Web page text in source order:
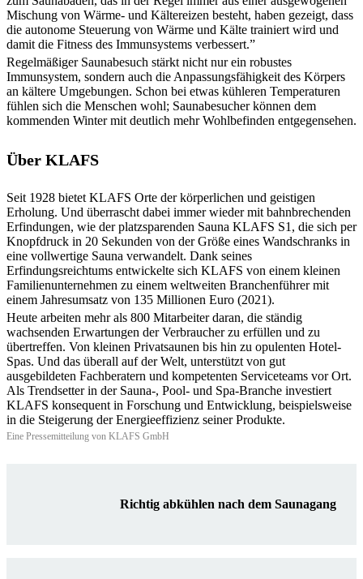
Mischung von Wärme- und Kältereizen besteht, haben gezeigt, dass
die autonome Steuerung von Wärme und Kälte trainiert wird und
damit die Fitness des Immunsystems verbessert.”
Regelmäßiger Saunabesuch stärkt nicht nur ein robustes
Immunsystem, sondern auch die Anpassungsfähigkeit des Körpers
an kältere Umgebungen. Schon bei etwas kühleren Temperaturen
fühlen sich die Menschen wohl; Saunabesucher können dem
kommenden Winter mit deutlich mehr Wohlbefinden entgegensehen.
Über KLAFS
Seit 1928 bietet KLAFS Orte der körperlichen und geistigen
Erholung. Und überrascht dabei immer wieder mit bahnbrechenden
Erfindungen, wie der platzsparenden Sauna KLAFS S1, die sich per
Knopfdruck in 20 Sekunden von der Größe eines Wandschranks in
eine vollwertige Sauna verwandelt. Dank seines
Erfindungsreichtums entwickelte sich KLAFS von einem kleinen
Familienunternehmen zu einem weltweiten Branchenführer mit
einem Jahresumsatz von 135 Millionen Euro (2021).
Heute arbeiten mehr als 800 Mitarbeiter daran, die ständig
wachsenden Erwartungen der Verbraucher zu erfüllen und zu
übertreffen. Von kleinen Privatsaunen bis hin zu opulenten Hotel-
Spas. Und das überall auf der Welt, unterstützt von gut
ausgebildeten Fachberatern und kompetenten Serviceteams vor Ort.
Als Trendsetter in der Sauna-, Pool- und Spa-Branche investiert
KLAFS konsequent in Forschung und Entwicklung, beispielsweise
in die Steigerung der Energieeffizienz seiner Produkte.
Eine Pressemitteilung von KLAFS GmbH
Richtig abkühlen nach dem Saunagang